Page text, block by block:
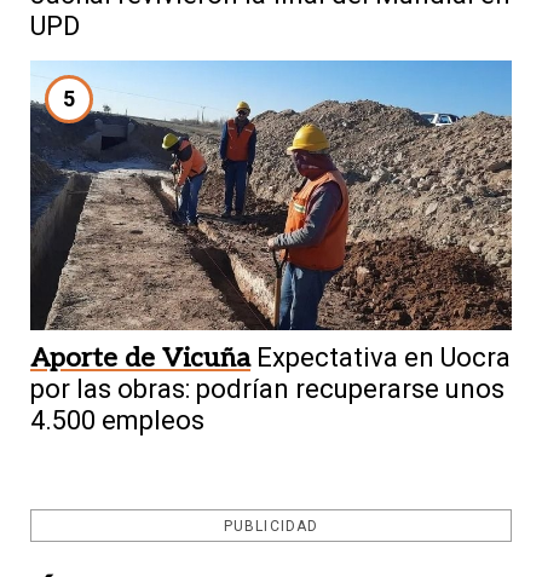
UPD
5
Aporte de Vicuña Expectativa en Uocra
por las obras: podrían recuperarse unos
4.500 empleos
PUBLICIDAD